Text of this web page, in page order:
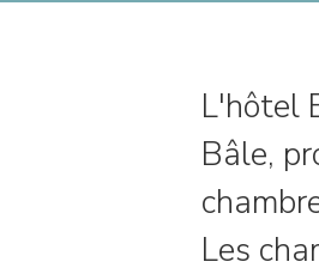
L'hôtel
Bâle,
Les